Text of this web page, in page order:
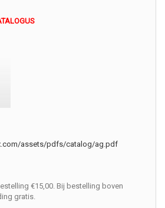
assets/pdfs/catalog/ag.pdf
€15,00. Bij bestelling boven
gratis.